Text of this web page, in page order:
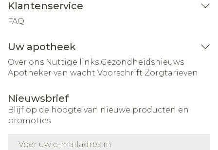
Klantenservice
FAQ
Uw apotheek
Over ons Nuttige links Gezondheidsnieuws
Apotheker van wacht Voorschrift Zorgtarieven
Nieuwsbrief
Blijf op de hoogte van nieuwe producten en
promoties